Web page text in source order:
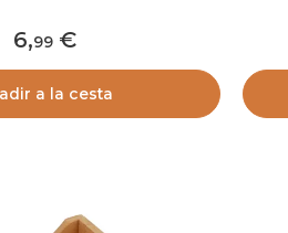
6,99
a la cesta